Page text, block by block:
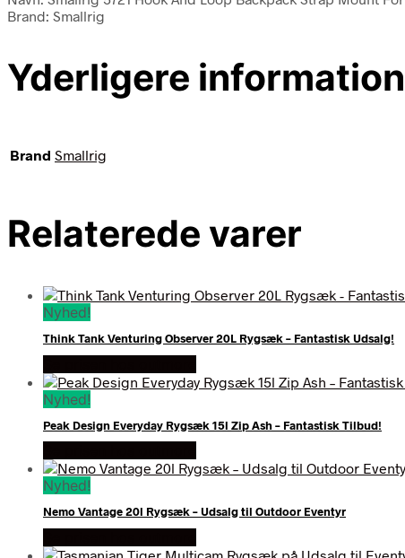
Brand: Smallrig
Yderligere information
Brand Smallrig
Relaterede varer
Nyhed!
Think Tank Venturing Observer 20L Rygsæk – Fantastisk Udsalg!
Nyhed!
Peak Design Everyday Rygsæk 15l Zip Ash – Fantastisk Tilbud!
Nyhed!
Nemo Vantage 20l Rygsæk – Udsalg til Outdoor Eventyr